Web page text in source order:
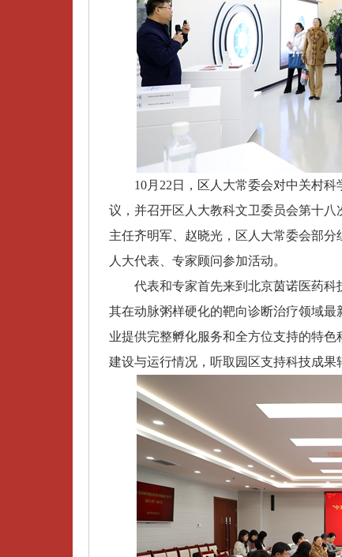
10月22日，区人大常委会对中关村
议，并召开区人大教科文卫委员会第十八
主任齐明军、赵晓光，区人大常委会部
人大代表、专家顾问参加活动。
代表和专家首先来到北京茵诺医药科
其在动脉粥样硬化的靶向诊断治疗领域
业提供完整孵化服务和全方位支持的特
建设与运行情况，听取园区支持科技成果